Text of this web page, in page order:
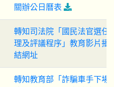
關辦公日曆表
轉知司法院「國民法官選任
理及評議程序」教育影片播
結網址
轉知教育部「詐騙車手下場